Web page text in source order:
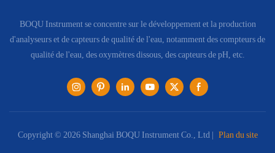
BOQU Instrument se concentre sur le développement et la production
d'analyseurs et de capteurs de qualité de l'eau, notamment des compteurs de
qualité de l'eau, des oxymètres dissous, des capteurs de pH, etc.
Copyright © 2026 Shanghai BOQU Instrument Co., Ltd | Plan du site